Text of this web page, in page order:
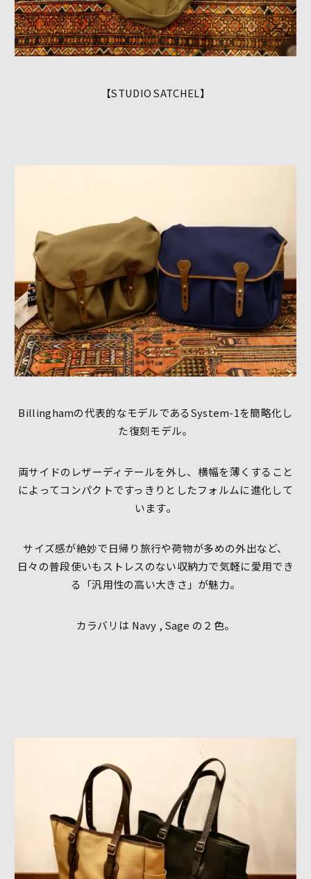
【STUDIO SATCHEL】
Billinghamの代表的なモデルであるSystem-1を簡略化し
た復刻モデル。
両サイドのレザーディテールを外し、横幅を薄くすること
によってコンパクトですっきりとしたフォルムに進化して
います。
サイズ感が絶妙で日帰り旅行や荷物が多めの外出など、
日々の普段使いもストレスのない収納力で気軽に愛用でき
る「汎用性の高い大きさ」が魅力。
カラバリは Navy , Sage の２色。